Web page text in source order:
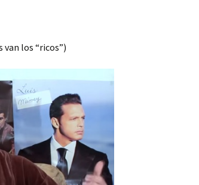
van los “ricos”)